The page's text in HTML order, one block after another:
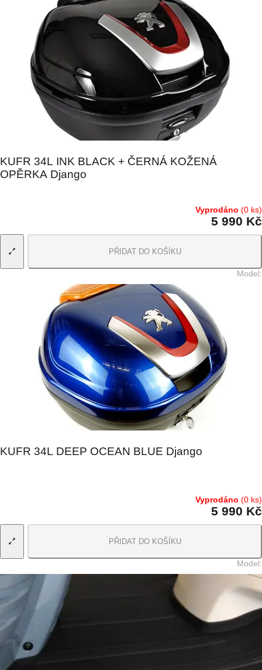
KUFR 34L INK BLACK + ČERNÁ KOŽENÁ
OPĚRKA Django
Vyprodáno (0 ks)
5 990 Kč
PŘIDAT DO KOŠÍKU
Model:
KUFR 34L DEEP OCEAN BLUE Django
Vyprodáno (0 ks)
5 990 Kč
PŘIDAT DO KOŠÍKU
Model: